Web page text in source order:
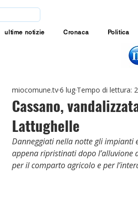
ultime notizie Cronaca Politica
Cassano,
Lattughelle
miocomune.tv6 lug Tempo di lettura:
Danneggiati nella notte gli impianti
appena ripristinati dopo l’alluvione
per il comparto agricolo e per